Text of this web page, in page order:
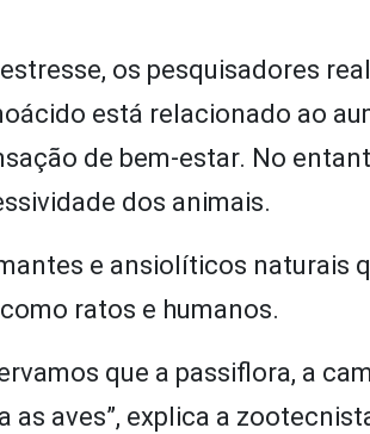
os pesquisadores
está relacionado ao
de bem-estar. No
dos animais.
e ansiolíticos naturais
ratos e humanos.
que a passiflora, a
aves”, explica a